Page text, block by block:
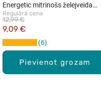
Pievienot grozam
Energetic mitrinošs želejveida
sejas krēms, 50ml
Regulārā cena
9,09 €
12,99 €
6